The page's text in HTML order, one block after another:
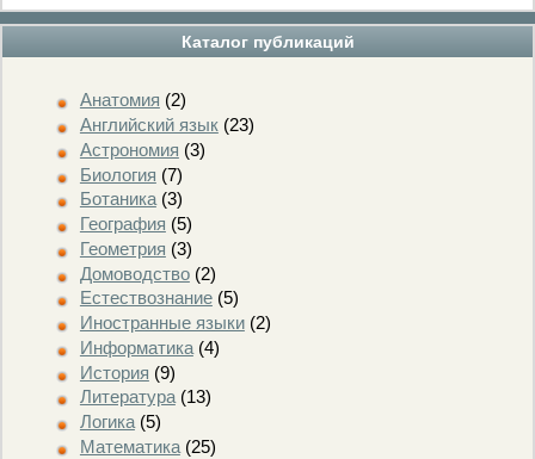
Каталог публикаций
Анатомия (2)
Английский язык(23)
Астрономия (3)
Биология (7)
Ботаника(3)
География (5)
Геометрия (3)
Домоводство(2)
Естествознание(5)
Иностранные языки(2)
Информатика(4)
История (9)
Литература(13)
Логика(5)
Математика(25)